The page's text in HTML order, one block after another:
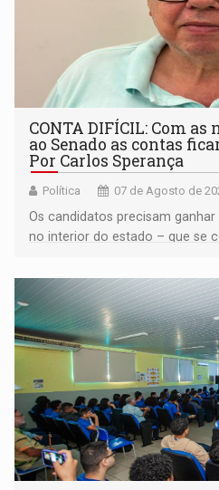
CONTA DIFÍCIL: Com
ao Senado as contas
Por Carlos Sperança
Política 07 de Agosto de
Os candidatos precisam
no interior do estado – que se
garantir